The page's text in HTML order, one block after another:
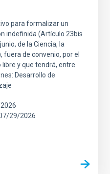
para formalizar un
indefinida (Artículo 23bis
de la Ciencia, la
fuera de convenio, por el
y que tendrá, entre
Desarrollo de
29/2026